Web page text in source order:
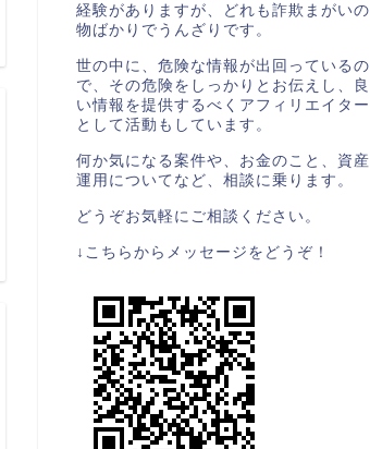
経験がありますが、どれも詐欺まがいの
物ばかりでうんざりです。
世の中に、危険な情報が出回っているの
で、その危険をしっかりとお伝えし、良
い情報を提供するべくアフィリエイター
として活動もしています。
何か気になる案件や、お金のこと、資産
運用についてなど、相談に乗ります。
どうぞお気軽にご相談ください。
↓こちらからメッセージをどうぞ！